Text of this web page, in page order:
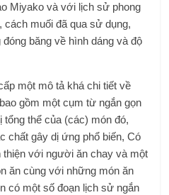
Miyako và với lịch sử phong
cách muối đã qua sử dụng,
băng về hình dáng và độ
một mô tả khá chi tiết về
gồm một cụm từ ngắn gọn
thể của (các) món đó,
chất gây dị ứng phổ biến, Có
thiện với người ăn chay và một
ăn cùng với những món ăn
có một số đoạn lịch sử ngắn